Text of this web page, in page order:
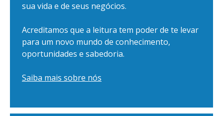
sua vida e de seus negócios.
Acreditamos que a leitura tem poder de te levar
para um novo mundo de conhecimento,
oportunidades e sabedoria.
Saiba mais sobre nós